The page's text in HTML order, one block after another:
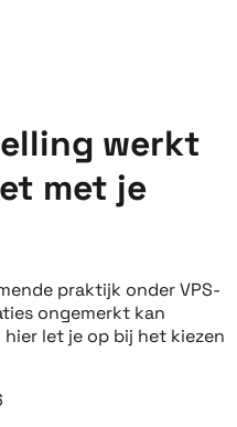
werkt
met je
praktijk onder VPS-
ongemerkt kan
let je op bij het kiezen